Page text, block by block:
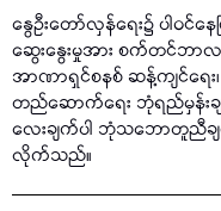
နွေဦးတော်လှန်ရေး၌ ပါဝင်
ဆွေးနွေးမှုအား စက်တင်ဘာ
အာဏာရှင်စနစ် ဆန့်ကျင်ရေ
တည်ဆောက်ရေး ဘုံရည်မှန်းခ
လေးချက်ပါ ဘုံသဘောတူညီ
လိုက်သည်။